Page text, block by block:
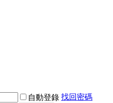
自動登錄 找回密碼